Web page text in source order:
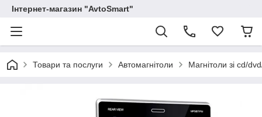
Інтернет-магазин "AvtoSmart"
Товари та послуги Автомагнітоли Магнітоли зі cd/